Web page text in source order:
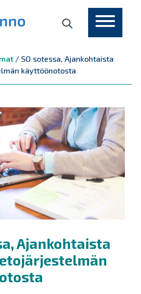
/ SO sotessa, Ajankohtaista
käyttöönotosta
Ajankohtaista